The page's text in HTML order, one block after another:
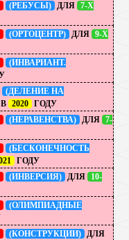
(РЕБУСЫ) ДЛЯ 7-Х
(ОРТОЦЕНТР) ДЛЯ 9-Х
(ИНВАРИАНТ.
(ДЕЛЕНИЕ НА
В 2020 ГОДУ
(НЕРАВЕНСТВА) ДЛЯ 7-
(БЕСКОНЕЧНОСТЬ
ГОДУ
(ИНВЕРСИЯ) ДЛЯ 10-
(ОЛИМПИАДНЫЕ
(КОНСТРУКЦИИ) ДЛЯ